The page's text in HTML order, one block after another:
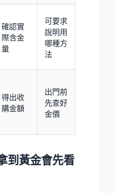
確認實
際含金
量
可要求
說明用
哪種方
法
得出收
購金額
出門前
先查好
金價
到黃金會先看